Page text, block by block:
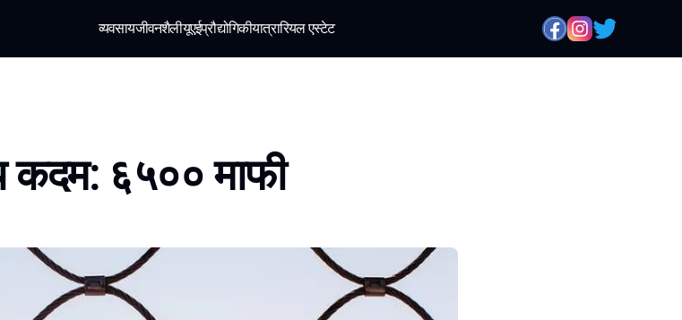
व्यवसायजीवनशैलीयूएईप्रौद्योगिकीयात्रारियल एस्टेट
कदम: ६५०० माफी